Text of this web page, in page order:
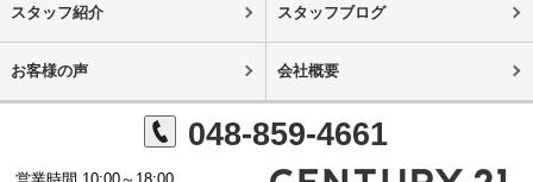
スタッフ紹介 スタッフブログ
お客様の声 会社概要
048-859-4661